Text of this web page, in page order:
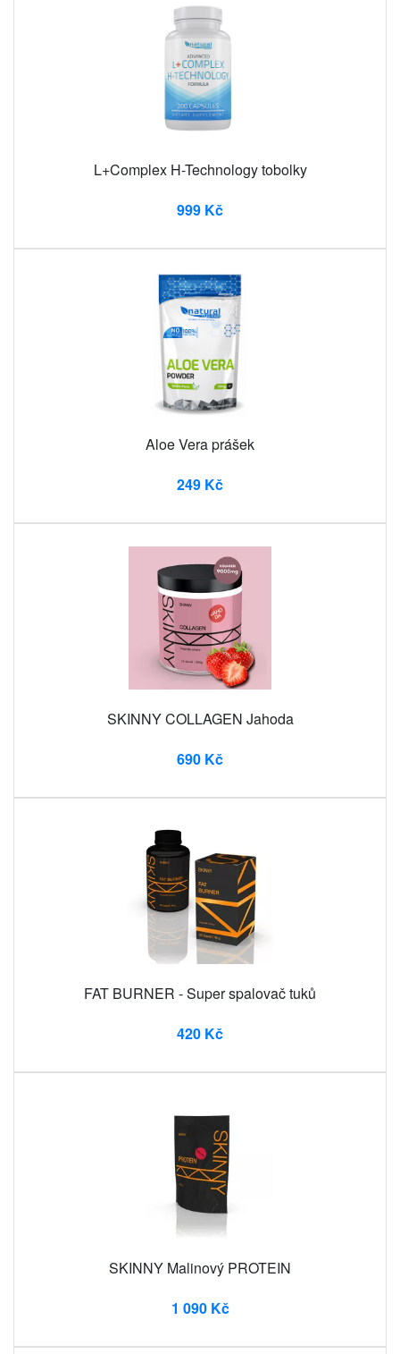
L+Complex H-Technology tobolky
999 Kč
Aloe Vera prášek
249 Kč
SKINNY COLLAGEN Jahoda
690 Kč
FAT BURNER - Super spalovač tuků
420 Kč
SKINNY Malinový PROTEIN
1 090 Kč